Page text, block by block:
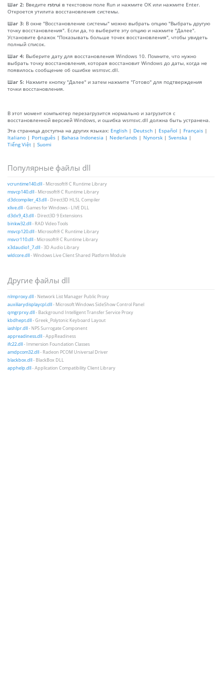
Шаг 2: Введите rstrui в текстовом поле Run и нажмите OK или нажмите Enter.
Откроется утилита восстановления системы.
Шаг 3: В окне "Восстановление системы" можно выбрать опцию "Выбрать другую
точку восстановления". Если да, то выберите эту опцию и нажмите "Далее".
Установите флажок "Показывать больше точек восстановления", чтобы увидеть
полный список.
Шаг 4: Выберите дату для восстановления Windows 10. Помните, что нужно
выбрать точку восстановления, которая восстановит Windows до даты, когда не
появилось сообщение об ошибке wsmsvc.dll.
Шаг 5: Нажмите кнопку "Далее" и затем нажмите "Готово" для подтверждения
точки восстановления.
В этот момент компьютер перезагрузится нормально и загрузится с
восстановленной версией Windows, и ошибка wsmsvc.dll должна быть устранена.
Эта страница доступна на других языках: English | Deutsch | Español | Français |
Italiano | Português | Bahasa Indonesia | Nederlands | Nynorsk | Svenska |
Tiếng Việt | Suomi
Популярные файлы dll
vcruntime140.dll- Microsoft® C Runtime Library
msvcp140.dll- Microsoft® C Runtime Library
d3dcompiler_43.dll- Direct3D HLSL Compiler
xlive.dll- Games for Windows - LIVE DLL
d3dx9_43.dll- Direct3D 9 Extensions
binkw32.dll- RAD Video Tools
msvcp120.dll- Microsoft® C Runtime Library
msvcr110.dll- Microsoft® C Runtime Library
x3daudio1_7.dll- 3D Audio Library
wldcore.dll- Windows Live Client Shared Platform Module
Другие файлы dll
nlmproxy.dll- Network List Manager Public Proxy
auxiliarydisplaycpl.dll- Microsoft Windows SideShow Control Panel
qmgrprxy.dll- Background Intelligent Transfer Service Proxy
kbdhept.dll- Greek_Polytonic Keyboard Layout
iashlpr.dll- NPS Surrogate Component
appreadiness.dll- AppReadiness
ifc22.dll- Immersion Foundation Classes
amdpcom32.dll- Radeon PCOM Universal Driver
blackbox.dll- BlackBox DLL
apphelp.dll- Application Compatibility Client Library